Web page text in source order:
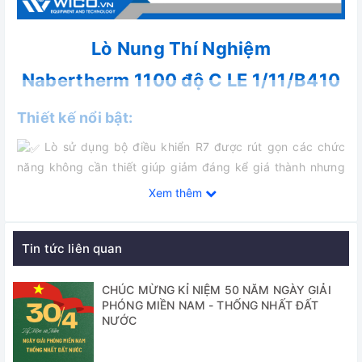
Lò Nung Thí Nghiệm
Nabertherm 1100 độ C LE 1/11/B410
Thiết kế nổi bật:
Lò sử dụng bộ điều khiển R7 được rút gọn các chức
năng không cần thiết giúp giảm đáng kể giá thành nhưng
đồng thời vẫn mang lại một giải pháp kiểm soát nhiệt độ vô
Lò gia nhiệt 2 phái, bộ phận gia nhiệt được bảo vệ
bằng ống thuỷ tinh thạch anh giúp bảo vệ khỏi khí gây an
Lò có tốc độ gia nhiệt nhanh - Độ chính xác cao.
Vỏ lò được làm bằng thép không gỉ, đồng thời được
cách nhiệt tốt với loại sợi Non-Classified giúp lò có kích
Xem thêm
Tin tức liên quan
CHÚC MỪNG KỈ NIỆM 50 NĂM NGÀY GIẢI
PHÓNG MIỀN NAM - THỐNG NHẤT ĐẤT
NƯỚC